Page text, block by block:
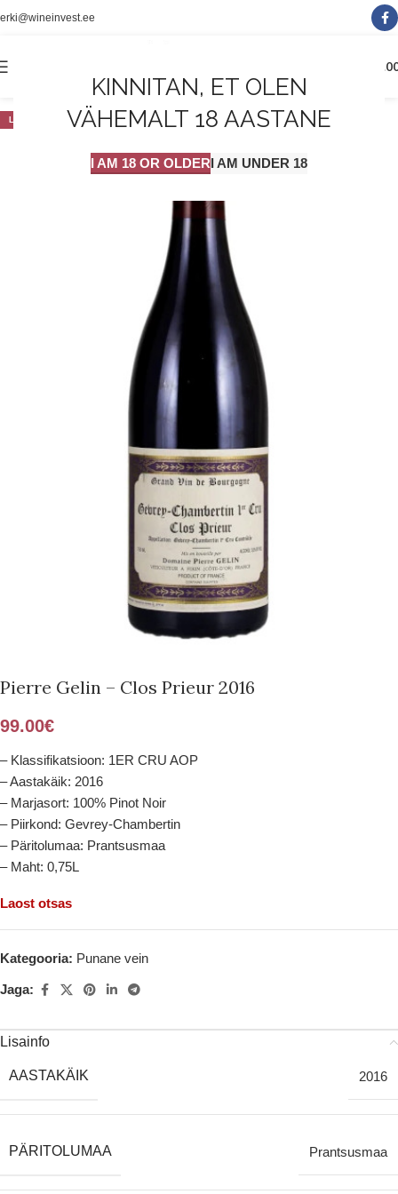
KINNITAN, ET OLEN
VÄHEMALT 18 AASTANE
I AM 18 OR OLDERI AM UNDER 18
erki@wineinvest.ee
LAOST OTSAS
Pierre Gelin – Clos Prieur 2016
99.00€
– Klassifikatsioon: 1ER CRU AOP
– Aastakäik: 2016
– Marjasort: 100% Pinot Noir
– Piirkond: Gevrey-Chambertin
– Päritolumaa: Prantsusmaa
– Maht: 0,75L
Laost otsas
Kategooria: Punane vein
Jaga:
Lisainfo
AASTAKÄIK 2016
PÄRITOLUMAA Prantsusmaa